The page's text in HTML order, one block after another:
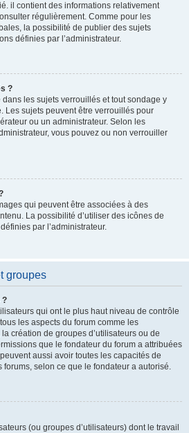
il contient des informations relativement
régulièrement. Comme pour les
la possibilité de publier des sujets
définies par l’administrateur.
?
les sujets verrouillés et tout sondage y
Les sujets peuvent être verrouillés pour
ou un administrateur. Selon les
vous pouvez ou non verrouiller
qui peuvent être associées à des
La possibilité d’utiliser des icônes de
par l’administrateur.
groupes
?
qui ont le plus haut niveau de contrôle
les aspects du forum comme les
création de groupes d’utilisateurs ou de
que le fondateur du forum a attribuées
aussi avoir toutes les capacités de
forums, selon ce que le fondateur a autorisé.
(ou groupes d’utilisateurs) dont le travail